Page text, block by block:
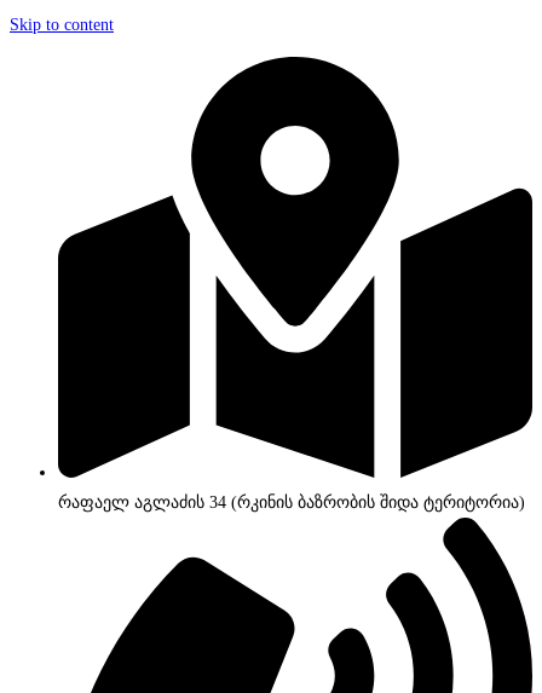
Skip to content
რაფაელ აგლაძის 34 (რკინის ბაზრობის შიდა ტერიტორია)